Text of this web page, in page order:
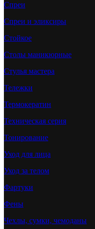
Спреи
Спреи и эликсиры
Стойкое
Столы маникюрные
Стулья мастера
Тележки
Термокератин
Техническая серия
Тонирование
Уход для лица
Уход за телом
Фартуки
Фены
Чехлы, сумки, чемоданы